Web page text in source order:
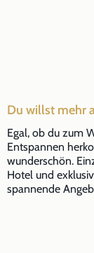
Du willst mehr
Egal, ob du zum
Entspannen
wunderschön.
Hotel und
spannende